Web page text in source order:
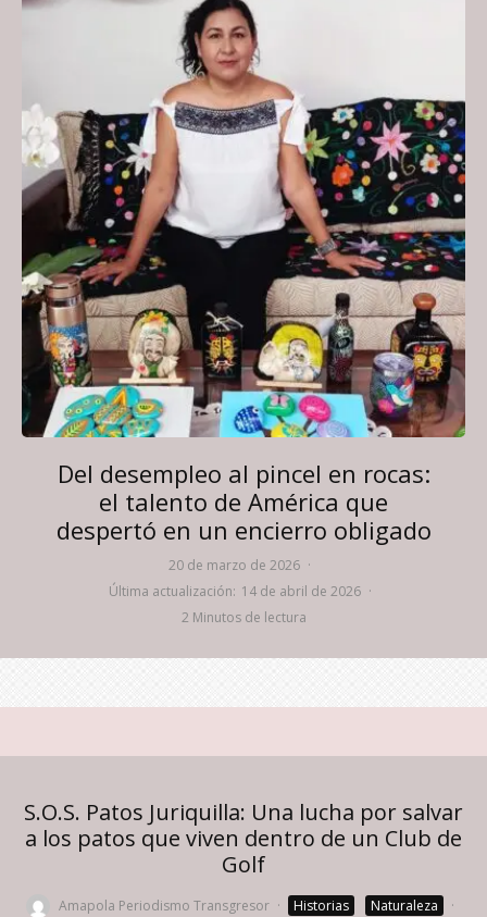
Del desempleo al pincel en rocas:
el talento de América que
despertó en un encierro obligado
20 de marzo de 2026 ·
Última actualización: 14 de abril de 2026 ·
2 Minutos de lectura
S.O.S. Patos Juriquilla: Una lucha por salvar
a los patos que viven dentro de un Club de
Golf
Amapola Periodismo Transgresor · Historias Naturaleza
·